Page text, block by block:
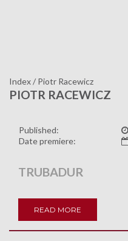
Index/ Piotr Racewicz
PIOTR RACEWICZ
Published:
Date premiere:
TRUBADUR
READ MORE